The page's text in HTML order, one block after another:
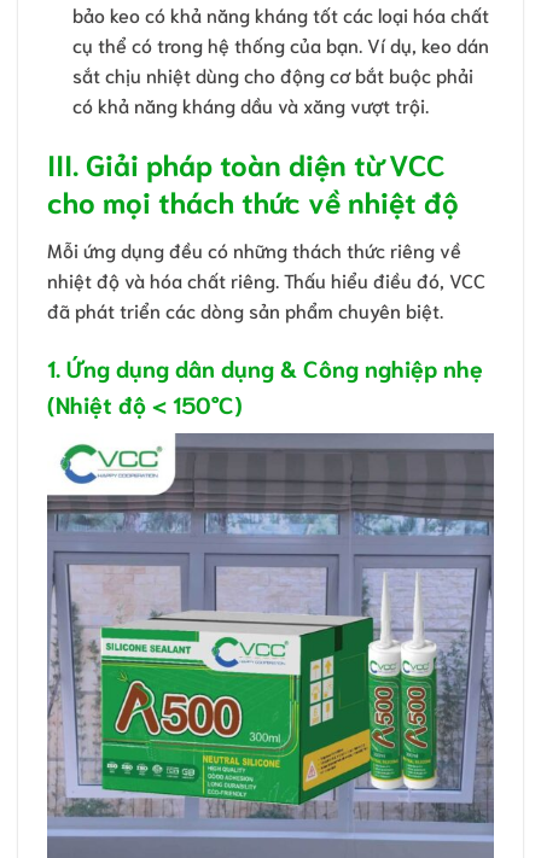
bảo keo có khả năng kháng tốt các loại hóa chất
cụ thể có trong hệ thống của bạn. Ví dụ, keo dán
sắt chịu nhiệt dùng cho động cơ bắt buộc phải
có khả năng kháng dầu và xăng vượt trội.
III. Giải pháp toàn diện từ VCC
cho mọi thách thức về nhiệt độ
Mỗi ứng dụng đều có những thách thức riêng về
nhiệt độ và hóa chất riêng. Thấu hiểu điều đó, VCC
đã phát triển các dòng sản phẩm chuyên biệt.
1. Ứng dụng dân dụng & Công nghiệp nhẹ
(Nhiệt độ < 150°C)